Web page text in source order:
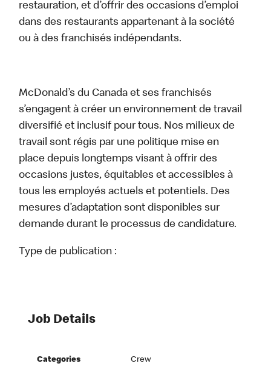
restauration, et d’offrir des occasions d’emploi
dans des restaurants appartenant à la société
ou à des franchisés indépendants.
McDonald’s du Canada et ses franchisés
s’engagent à créer un environnement de travail
diversifié et inclusif pour tous. Nos milieux de
travail sont régis par une politique mise en
place depuis longtemps visant à offrir des
occasions justes, équitables et accessibles à
tous les employés actuels et potentiels. Des
mesures d’adaptation sont disponibles sur
demande durant le processus de candidature.
Type de publication :
Job Details
Categories Crew